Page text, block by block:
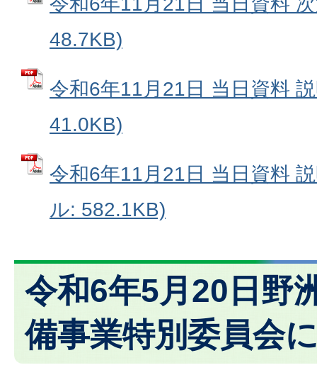
48.7KB)
令和6年11月21日 当日資料
41.0KB)
令和6年11月21日 当日資料
ル: 582.1KB)
令和6年5月20日野
備事業特別委員会